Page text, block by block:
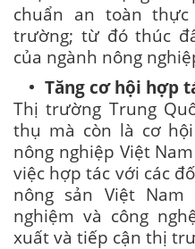
chuẩn an toàn
trường; từ đó thúc
của ngành nông
Tăng cơ hội hợp
Thị trường Trung
thụ mà còn là cơ
nông nghiệp Việt
việc hợp tác với các
nông sản Việt
nghiệm và công
xuất và tiếp cận thị